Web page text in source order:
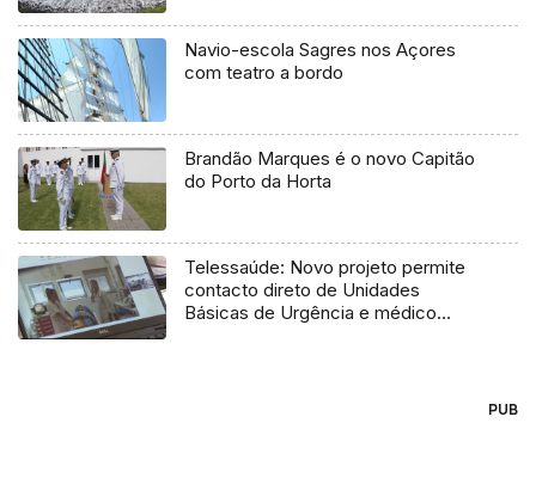
Navio-escola Sagres nos Açores
com teatro a bordo
Brandão Marques é o novo Capitão
do Porto da Horta
Telessaúde: Novo projeto permite
contacto direto de Unidades
Básicas de Urgência e médico
PUB